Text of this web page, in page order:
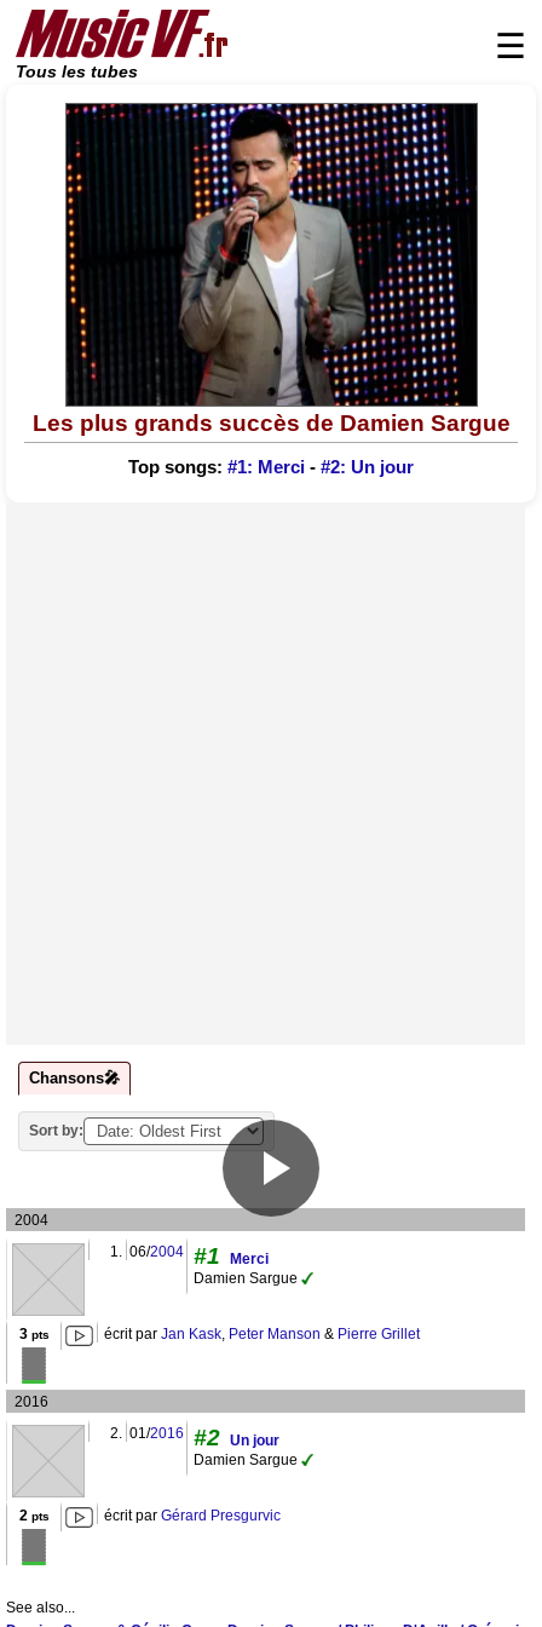
Tous les tubes
☰
Les plus grands succès de Damien Sargue
Top songs: #1: Merci - #2: Un jour
Chansons🎤
Sort by:
2004
1.
06/2004 #1
Merci
Damien Sargue
3pts écrit par Jan Kask Peter Manson & Pierre Grillet
2016
2.
01/2016 #2 Un jour
Damien Sargue
2 pts écrit par Gérard Presgurvic
See also...